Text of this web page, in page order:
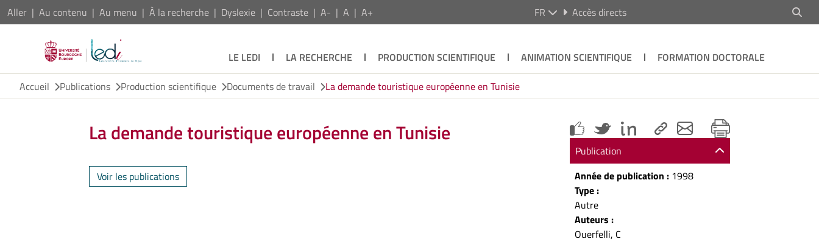
Aller Au contenu Au menu À la recherche Dyslexie Contraste A- A A+ FR Accès directs
LE LEDI LA RECHERCHE PRODUCTION SCIENTIFIQUE ANIMATION SCIENTIFIQUE
FORMATION DOCTORALE
Accueil
Publications Production scientifique Documents de travail La demande touristique européenne en Tunisie
La demande touristique européenne en Tunisie
Voir les publications
Publication
Année de publication : 1998
Type :
Autre
Auteurs :
Ouerfelli, C